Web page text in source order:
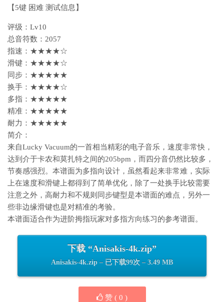
【5键 困难 测试信息】
评级：Lv10
总音符数：2057
指速：★★★★☆
滑键：★★★★☆
同步：★★★★★
换手：★★★★☆
多指：★★★★★
精准：★★★★★
耐力：★★★★★
简介：
来自Lucky Vacuum的一首相当精彩的电子音乐，速度非常快，
达到介于卡农和莫扎特之间的205bpm，而四分音仍然比较多，
节奏感强烈。本谱面为多指向设计，虽然看起来非常难，实际
上在速度和滑键上都得到了简单优化，除了一处换手比较需要
注意之外，高耐力和不规则同步键型是本谱面的难点，另外一
些非边缘滑键也是对精准的考验。
本谱面适合作为进阶拇指玩家对多指方向练习的参考谱面。
下载 “Anisakis-4k.zip”
Anisakis-4k.zip – 已下载99次 – 3.49 MB
赞 ( 0 )